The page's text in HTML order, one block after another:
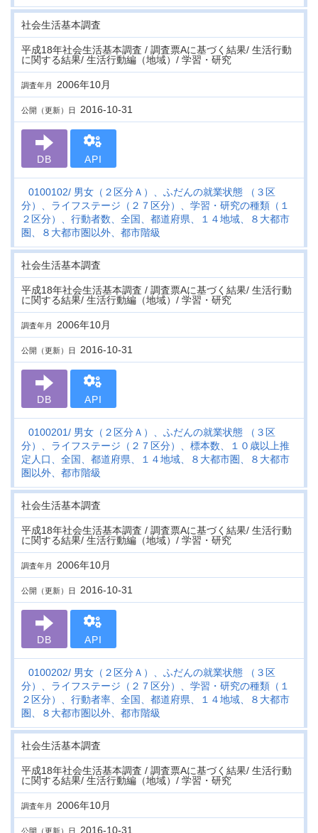
社会生活基本調査
平成18年社会生活基本調査 / 調査票Aに基づく結果/ 生活行動
に関する結果/ 生活行動編（地域）/ 学習・研究
調査年月 2006年10月
公開（更新）日 2016-10-31
DB API
0100102
男女（２区分Ａ）、ふだんの就業状態 （３区
分）、ライフステージ（２７区分）、学習・研究の種類（１
２区分）、行動者数、全国、都道府県、１４地域、８大都市
圏、８大都市圏以外、都市階級
社会生活基本調査
平成18年社会生活基本調査 / 調査票Aに基づく結果/ 生活行動
に関する結果/ 生活行動編（地域）/ 学習・研究
調査年月 2006年10月
公開（更新）日 2016-10-31
DB API
0100201 男女（２区分Ａ）、ふだんの就業状態 （３区
分）、ライフステージ（２７区分）、標本数、１０歳以上推
定人口、全国、都道府県、１４地域、８大都市圏、８大都市
圏以外、都市階級
社会生活基本調査
平成18年社会生活基本調査 / 調査票Aに基づく結果/ 生活行動
に関する結果/ 生活行動編（地域）/ 学習・研究
調査年月 2006年10月
公開（更新）日 2016-10-31
DB API
0100202
男女（２区分Ａ）、ふだんの就業状態 （３区
分）、ライフステージ（２７区分）、学習・研究の種類（１
２区分）、行動者率、全国、都道府県、１４地域、８大都市
圏、８大都市圏以外、都市階級
社会生活基本調査
平成18年社会生活基本調査 / 調査票Aに基づく結果/ 生活行動
に関する結果/ 生活行動編（地域）/ 学習・研究
調査年月 2006年10月
公開（更新）日 2016-10-31